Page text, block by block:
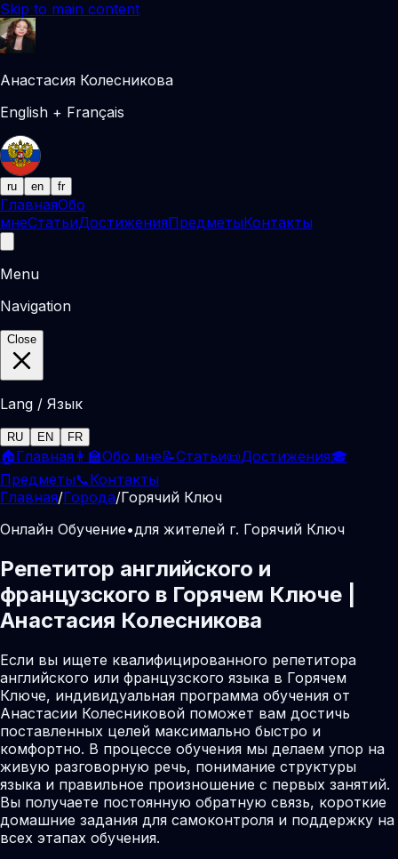
Skip to main content
Анастасия Колесникова
English + Français
ru en fr
ГлавнаяОбо
мнеСтатьиДостиженияПредметыКонтакты
Menu
Navigation
Close
Lang / Язык
RU EN FR
🏠Главная 👩‍🏫Обо мне📝Статьи📜Достижения🎓
Предметы📞Контакты
Главная/Города/Горячий Ключ
Онлайн Обучение•для жителей г. Горячий Ключ
Репетитор английского и
французского в Горячем Ключе |
Анастасия Колесникова
Если вы ищете квалифицированного репетитора
английского или французского языка в Горячем
Ключе, индивидуальная программа обучения от
Анастасии Колесниковой поможет вам достичь
поставленных целей максимально быстро и
комфортно. В процессе обучения мы делаем упор на
живую разговорную речь, понимание структуры
языка и правильное произношение с первых занятий.
Вы получаете постоянную обратную связь, короткие
домашние задания для самоконтроля и поддержку на
всех этапах обучения.